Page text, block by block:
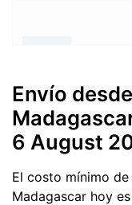
Envío
6 August
El costo mínimo
Madagascar hoy